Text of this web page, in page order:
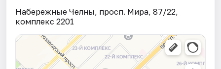
Набережные Челны, просп. Мира, 87/22,
комплекс 2201